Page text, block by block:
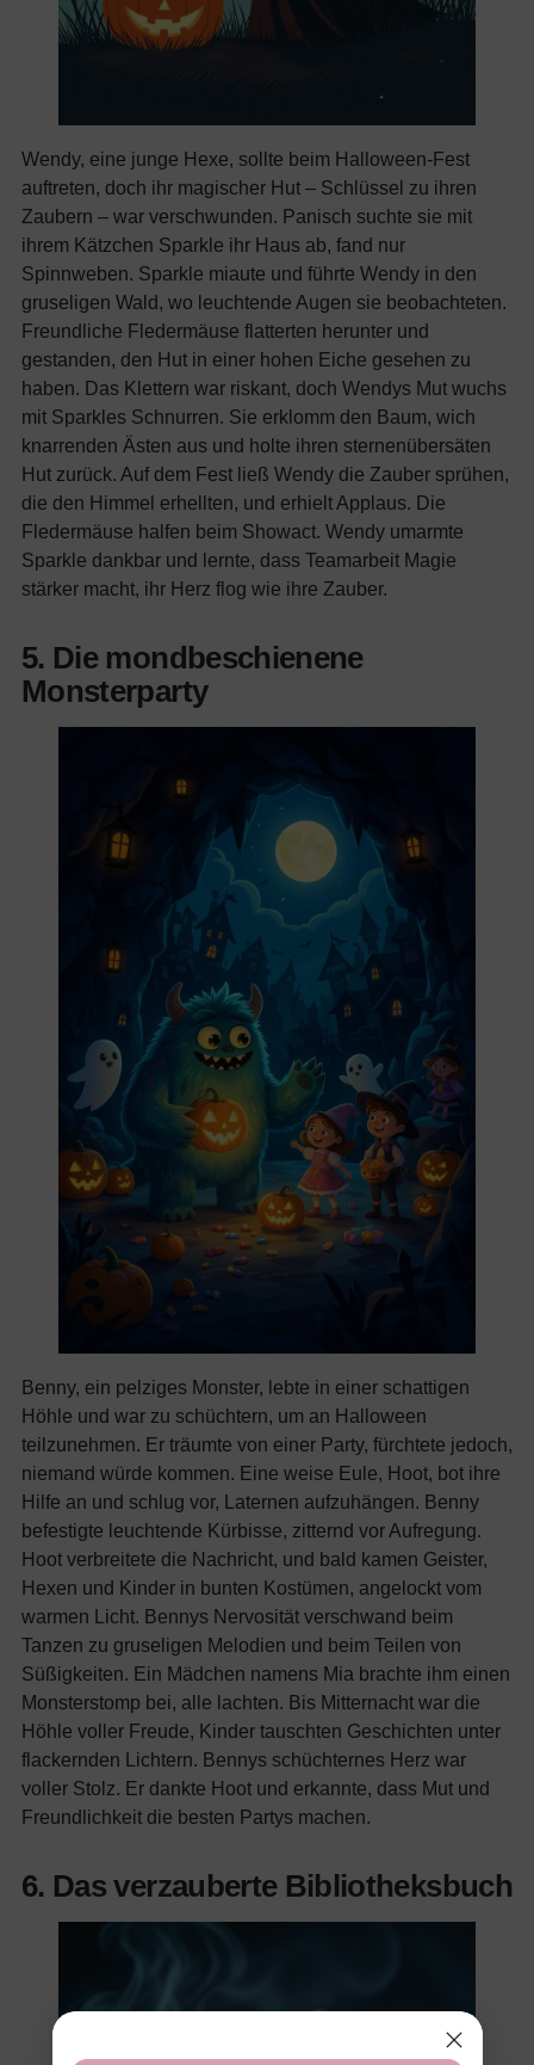
Wendy, eine junge Hexe, sollte beim Halloween-Fest
auftreten, doch ihr magischer Hut – Schlüssel zu ihren
Zaubern – war verschwunden. Panisch suchte sie mit
ihrem Kätzchen Sparkle ihr Haus ab, fand nur
Spinnweben. Sparkle miaute und führte Wendy in den
gruseligen Wald, wo leuchtende Augen sie beobachteten.
Freundliche Fledermäuse flatterten herunter und
gestanden, den Hut in einer hohen Eiche gesehen zu
haben. Das Klettern war riskant, doch Wendys Mut wuchs
mit Sparkles Schnurren. Sie erklomm den Baum, wich
knarrenden Ästen aus und holte ihren sternenübersäten
Hut zurück. Auf dem Fest ließ Wendy die Zauber sprühen,
die den Himmel erhellten, und erhielt Applaus. Die
Fledermäuse halfen beim Showact. Wendy umarmte
Sparkle dankbar und lernte, dass Teamarbeit Magie
stärker macht, ihr Herz flog wie ihre Zauber.
5. Die mondbeschienene
Monsterparty
Benny, ein pelziges Monster, lebte in einer schattigen
Höhle und war zu schüchtern, um an Halloween
teilzunehmen. Er träumte von einer Party, fürchtete jedoch,
niemand würde kommen. Eine weise Eule, Hoot, bot ihre
Hilfe an und schlug vor, Laternen aufzuhängen. Benny
befestigte leuchtende Kürbisse, zitternd vor Aufregung.
Hoot verbreitete die Nachricht, und bald kamen Geister,
Hexen und Kinder in bunten Kostümen, angelockt vom
warmen Licht. Bennys Nervosität verschwand beim
Tanzen zu gruseligen Melodien und beim Teilen von
Süßigkeiten. Ein Mädchen namens Mia brachte ihm einen
Monsterstomp bei, alle lachten. Bis Mitternacht war die
Höhle voller Freude, Kinder tauschten Geschichten unter
flackernden Lichtern. Bennys schüchternes Herz war
voller Stolz. Er dankte Hoot und erkannte, dass Mut und
Freundlichkeit die besten Partys machen.
6. Das verzauberte Bibliotheksbuch